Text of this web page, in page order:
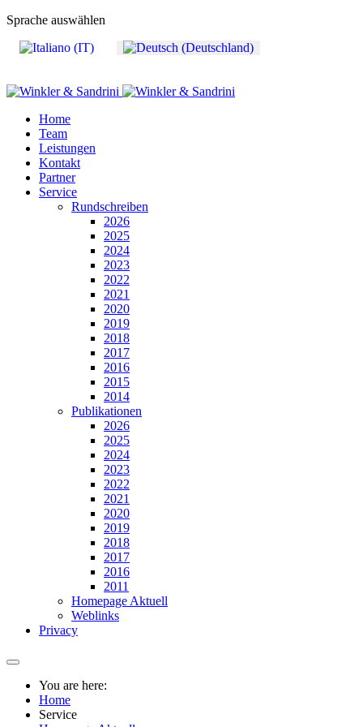
Sprache auswählen
Home
Team
Leistungen
Kontakt
Partner
Service
Rundschreiben
2026
2025
2024
2023
2022
2021
2020
2019
2018
2017
2016
2015
2014
Publikationen
2026
2025
2024
2023
2022
2021
2020
2019
2018
2017
2016
2011
Homepage Aktuell
Weblinks
Privacy
You are here:
Home
Service